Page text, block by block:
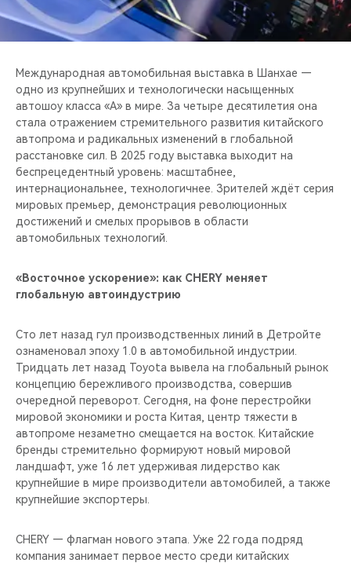
Международная автомобильная выставка в Шанхае —
одно из крупнейших и технологически насыщенных
автошоу класса «А» в мире. За четыре десятилетия она
стала отражением стремительного развития китайского
автопрома и радикальных изменений в глобальной
расстановке сил. В 2025 году выставка выходит на
беспрецедентный уровень: масштабнее,
интернациональнее, технологичнее. Зрителей ждёт серия
мировых премьер, демонстрация революционных
достижений и смелых прорывов в области
автомобильных технологий.
«Восточное ускорение»: как CHERY меняет
глобальную автоиндустрию
Сто лет назад гул производственных линий в Детройте
ознаменовал эпоху 1.0 в автомобильной индустрии.
Тридцать лет назад Toyota вывела на глобальный рынок
концепцию бережливого производства, совершив
очередной переворот. Сегодня, на фоне перестройки
мировой экономики и роста Китая, центр тяжести в
автопроме незаметно смещается на восток. Китайские
бренды стремительно формируют новый мировой
ландшафт, уже 16 лет удерживая лидерство как
крупнейшие в мире производители автомобилей, а также
крупнейшие экспортеры.
CHERY — флагман нового этапа. Уже 22 года подряд
компания занимает первое место среди китайских